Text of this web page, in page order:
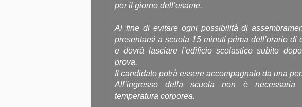
per il giorno dell’esame.
Al fine di evitare ogni possibilità di
presentarsi a scuola 15 minuti prima dell’orario di
e dovrà lasciare l’edificio scolastico subito
prova.
Il candidato potrà essere accompagnato da una
All’ingresso della scuola non è necessaria
temperatura corporea.